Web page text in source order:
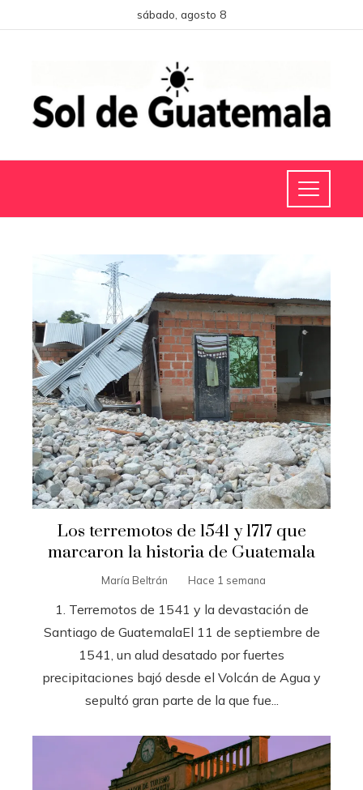
sábado, agosto 8
Los terremotos de 1541 y 1717 que
marcaron la historia de Guatemala
María Beltrán Hace 1 semana
1. Terremotos de 1541 y la devastación de
Santiago de GuatemalaEl 11 de septiembre de
1541, un alud desatado por fuertes
precipitaciones bajó desde el Volcán de Agua y
sepultó gran parte de la que fue...